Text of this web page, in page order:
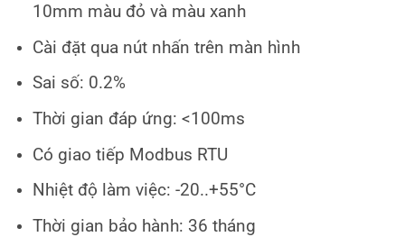
10mm màu đỏ và màu xanh
Cài đặt qua nút nhấn trên màn hình
Sai số: 0.2%
Thời gian đáp ứng: <100ms
Có giao tiếp Modbus RTU
Nhiệt độ làm việc: -20..+55°C
Thời gian bảo hành: 36 tháng